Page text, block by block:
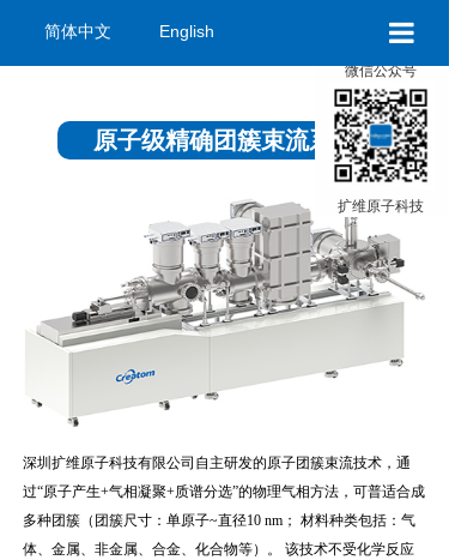
简体中文 English
扩
深圳扩维原子科技有限公司自主研发的原子团簇束流技术，通
过“原子产生+气相凝聚+质谱分选”的物理气相方法，可普适合成
多种团簇（团簇尺寸：单原子~直径10 nm； 材料种类包括：气
体、金属、非金属、合金、化合物等）。 该技术不受化学反应
原子级精确团簇束流系统
微信公众号
扩维原子科技